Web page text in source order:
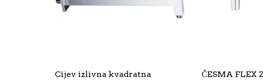
Cijev izlivna kvadratna
ČESMA FLEX